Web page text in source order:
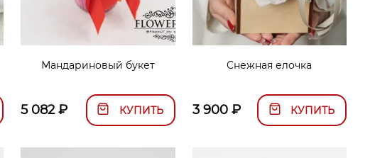
Мандариновый букет
5 082₽ КУПИТЬ
Снежная елочка
3 900₽ КУПИТЬ